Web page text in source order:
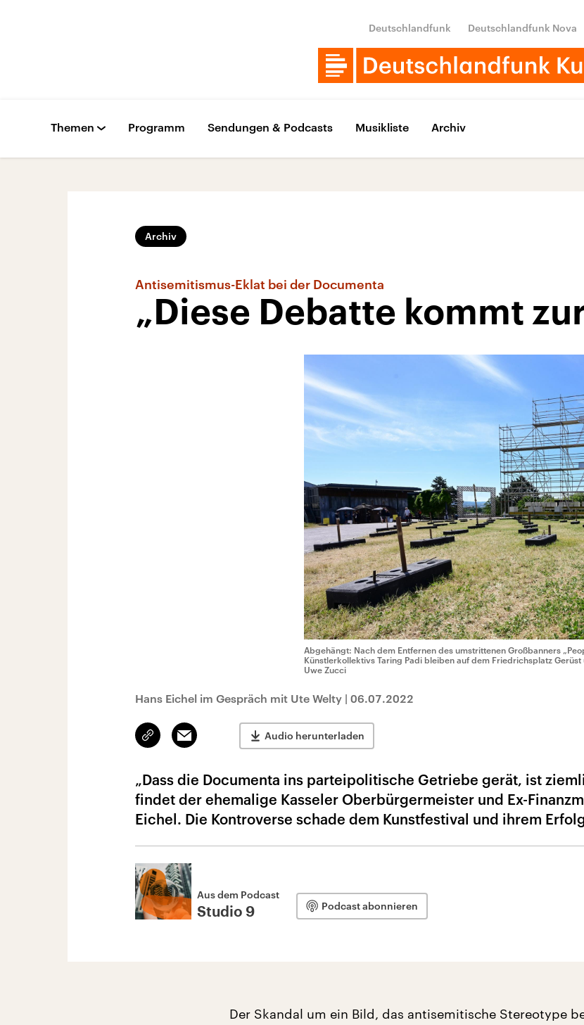
Deutschlandfunk Deutschlandfunk Nova
Themen Programm Sendungen & Podcasts Musikliste Archiv
Archiv
Antisemitismus-Eklat bei der Documenta
„Diese Debatte kommt
Abgehängt: Nach dem Entfernen des umstrittenen Großbanners
Künstlerkollektivs Taring Padi bleiben auf dem Friedrichsplatz
Uwe Zucci
Hans Eichel im Gespräch mit Ute Welty | 06.07.2022
Link
kopieren/teilen
Email Audio herunterladen
„Dass die Documenta ins parteipolitische Getriebe gerät, ist
findet der ehemalige Kasseler Oberbürgermeister und Ex-
Eichel. Die Kontroverse schade dem Kunstfestival und ihrem
Aus dem Podcast
Studio 9 Podcast abonnieren
Der Skandal um ein Bild, das antisemitische Stereotype